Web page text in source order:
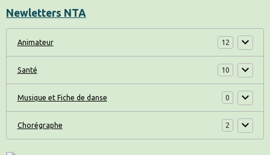
Newletters NTA
Animateur 12
Santé 10
Musique et Fiche de danse 0
Chorégraphe 2